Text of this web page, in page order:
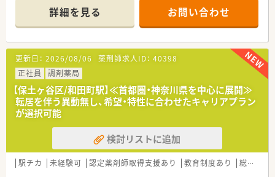
ル数。
■病院門前とは異なり医師との距離も近く連携が抜群です！
■社長が薬剤師であり育休も取得しており、女性が長く働き続け
られる企業を目指しています。
■育休制度はお子様が3歳になる迄、時短制度はお子様が小学生
になるまで取得を延長する事ができます。
■人材定着率97％で、医療業界では非常に高水準！
■自動監査システムや自動混注器などの最新設備導入済みで調
剤過誤等が少ないです。
≪薬局の特徴≫
■2020年10月にできた商業施設内にある、クリニックモールの
■上星川駅徒歩1分の好立地です！
■応需元は同フロアーにある整形、皮膚科、内科より処方箋を受
詳細を見る お問い合わせ
更新日： 2026/08/06 薬剤師求人ID： 40398
正社員
調剤薬局
【保土ヶ谷区/和田町駅】≪首都圏・神奈川県を中心に展開≫
転居を伴う異動無し、希望・特性に合わせたキャリアプラン
が選択可能
検討リストに追加
駅チカ 未経験可 認定薬剤師取得支援あり 教育制度あり 総合科目